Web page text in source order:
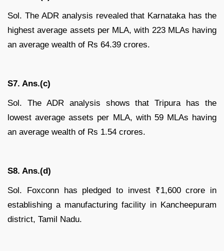
Sol. The ADR analysis revealed that Karnataka has the
highest average assets per MLA, with 223 MLAs having
an average wealth of Rs 64.39 crores.
S7. Ans.(c)
Sol. The ADR analysis shows that Tripura has the
lowest average assets per MLA, with 59 MLAs having
an average wealth of Rs 1.54 crores.
S8. Ans.(d)
Sol. Foxconn has pledged to invest ₹1,600 crore in
establishing a manufacturing facility in Kancheepuram
district, Tamil Nadu.